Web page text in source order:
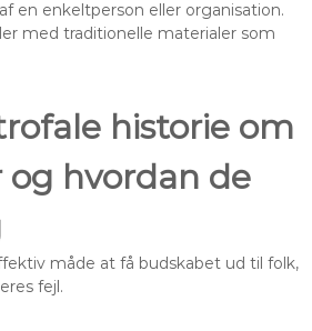
en enkeltperson eller organisation.
med traditionelle materialer som
historie om
hvordan de
måde at få budskabet ud til folk,
fejl.